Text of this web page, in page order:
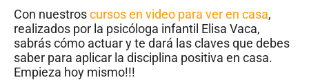
Con nuestroscursos en video para ver en casa,
realizados por la psicóloga infantil Elisa Vaca,
sabrás cómo actuar y te dará las claves que debes
saber para aplicar la disciplina positiva en casa.
Empieza hoy mismo!!!